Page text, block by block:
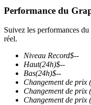
Futures COIN-M
Contrats à terme sur
Performance du
Suivez les performances
réel.
Niveau Record$--
Haut(24h)$--
Bas(24h)$--
Changement de prix
Changement de prix
Changement de prix